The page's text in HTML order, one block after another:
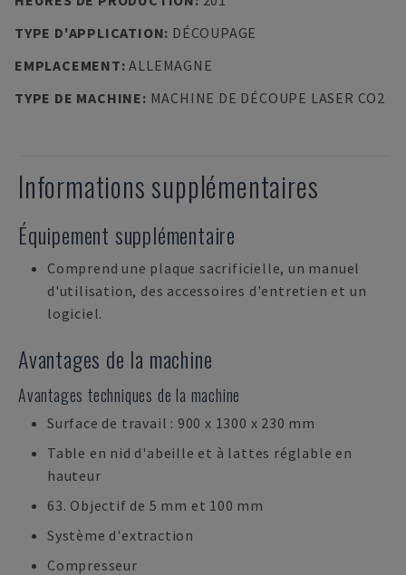
TYPE D'APPLICATION: DÉCOUPAGE
EMPLACEMENT:ALLEMAGNE
TYPE DE MACHINE: MACHINE DE DÉCOUPE LASER CO2
Informations supplémentaires
Équipement supplémentaire
Comprend une plaque sacrificielle, un manuel
d'utilisation, des accessoires d'entretien et un
logiciel.
Avantages de la machine
Avantages techniques de la machine
Surface de travail : 900 x 1300 x 230 mm
Table en nid d'abeille et à lattes réglable en
hauteur
63. Objectif de 5 mm et 100 mm
Système d'extraction
Compresseur